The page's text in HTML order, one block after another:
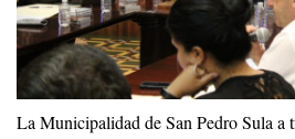
La Municipalidad de San Pedro Sula a